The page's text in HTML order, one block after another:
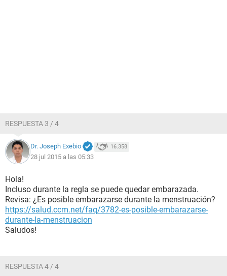
RESPUESTA 3 / 4
Dr. Joseph Exebio 16.358
28 jul 2015 a las 05:33
Hola!
Incluso durante la regla se puede quedar embarazada.
Revisa: ¿Es posible embarazarse durante la menstruación?
https://salud.ccm.net/faq/3782-es-posible-embarazarse-
durante-la-menstruacion
Saludos!
RESPUESTA 4 / 4